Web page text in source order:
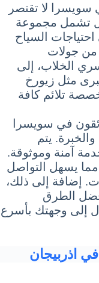
لا تقتصر
تشمل مجموعة
السياح
من جولات
الخلاب، إلى
مثل زيورخ
تلائم كافة
في سويسرا
يتم
آمنة وموثوقة.
يسهل التواصل
إضافة إلى ذلك،
الطرق
إلى وجهتك بأسرع
اذربيجان